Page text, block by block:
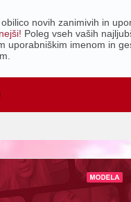
novih zanimivih in
Poleg vseh vaših
uporabniškim imenom in